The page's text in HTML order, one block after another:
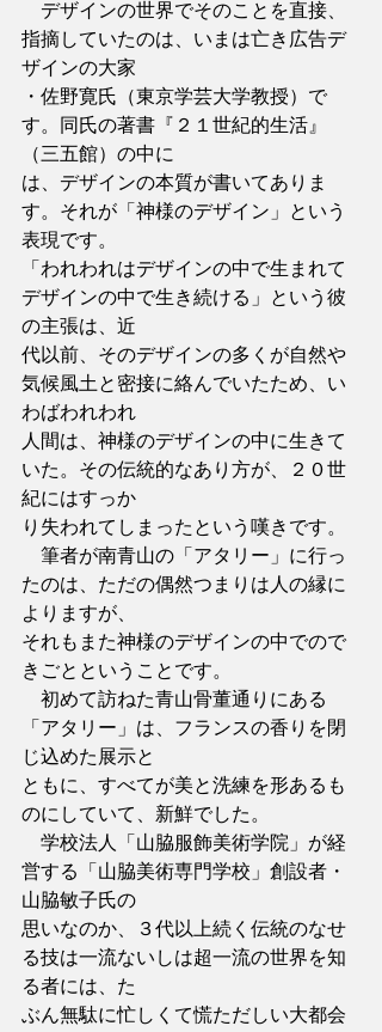
デザインの世界でそのことを直接、
指摘していたのは、いまは亡き広告デ
ザインの大家
・佐野寛氏（東京学芸大学教授）で
す。同氏の著書『２１世紀的生活』
（三五館）の中に
は、デザインの本質が書いてありま
す。それが「神様のデザイン」という
表現です。
「われわれはデザインの中で生まれて
デザインの中で生き続ける」という彼
の主張は、近
代以前、そのデザインの多くが自然や
気候風土と密接に絡んでいたため、い
わばわれわれ
人間は、神様のデザインの中に生きて
いた。その伝統的なあり方が、２０世
紀にはすっか
り失われてしまったという嘆きです。
筆者が南青山の「アタリー」に行っ
たのは、ただの偶然つまりは人の縁に
よりますが、
それもまた神様のデザインの中でので
きごとということです。
初めて訪ねた青山骨董通りにある
「アタリー」は、フランスの香りを閉
じ込めた展示と
ともに、すべてが美と洗練を形あるも
のにしていて、新鮮でした。
学校法人「山脇服飾美術学院」が経
営する「山脇美術専門学校」創設者・
山脇敏子氏の
思いなのか、３代以上続く伝統のなせ
る技は一流ないしは超一流の世界を知
る者には、た
ぶん無駄に忙しくて慌ただしい大都会